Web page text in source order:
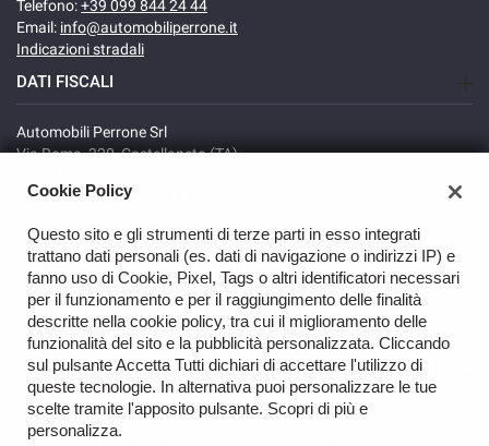
Telefono:+39 099 844 24 44
Email: info@automobiliperrone.it
Indicazioni stradali
DATI FISCALI
Automobili Perrone Srl
Via Roma, 320, Castellaneta (TA)
Registro delle imprese: TA
TORNA IN CIMA
Copyright © 2026 Automobili Perrone Srl - P.IVA 02735640738 -
Leggi l'informativa sulla privacy
Cookie Policy
Questo sito e gli strumenti di terze parti in esso integrati
trattano dati personali (es. dati di navigazione o indirizzi IP) e
fanno uso di Cookie, Pixel, Tags o altri identificatori necessari
per il funzionamento e per il raggiungimento delle finalità
descritte nella cookie policy, tra cui il miglioramento delle
funzionalità del sito e la pubblicità personalizzata. Cliccando
sul pulsante Accetta Tutti dichiari di accettare l'utilizzo di
queste tecnologie. In alternativa puoi personalizzare le tue
scelte tramite l'apposito pulsante. Scopri di più e
personalizza.